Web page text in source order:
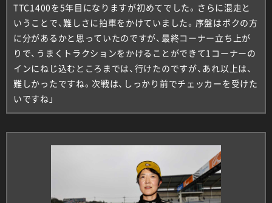
TTC1400を5年目になりますが初めてでした。さらに混走と
いうことで、難しさに拍車をかけていました。序盤はボクの方
に分があるかと思っていたのですが、最終コーナー立ち上が
りで、うまくトラクションをかけることができて1コーナーの
インにねじ込むところまでは、行けたのですが、あれ以上は、
難しかったですね。次戦は、しっかり前でチェッカーを受けた
いですね」